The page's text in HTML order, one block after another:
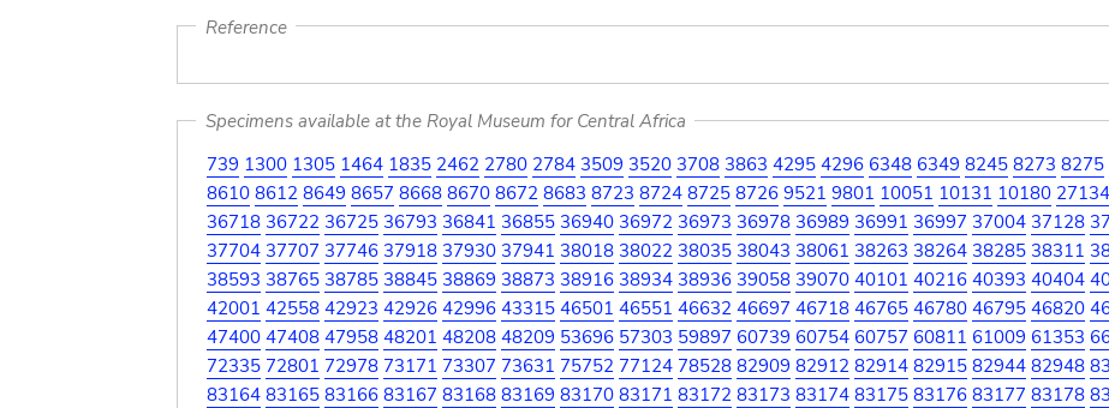
Reference
Specimens available at the Royal Museum for Central Africa
739 1300 1305 1464 1835 2462 2780 2784 3509 3520 3708 3863 4295 4296 6348 6349 8245 8273 8275
8610 8612 8649 8657 8668 8670 8672 8683 8723 8724 8725 8726 9521 9801 10051 10131 10180 27134
36718 36722 36725 36793 36841 36855 36940 36972 36973 36978 36989 36991 36997 37004 37128
37704 37707 37746 37918 37930 37941 38018 38022 38035 38043 38061 38263 38264 38285 38311
38593 38765 38785 38845 38869 38873 38916 38934 38936 39058 39070 40101 40216 40393 40404
42001 42558 42923 42926 42996 43315 46501 46551 46632 46697 46718 46765 46780 46795 46820
47400 47408 47958 48201 48208 48209 53696 57303 59897 60739 60754 60757 60811 61009 61353
72335 72801 72978 73171 73307 73631 75752 77124 78528 82909 82912 82914 82915 82944 82948
83164 83165 83166 83167 83168 83169 83170 83171 83172 83173 83174 83175 83176 83177 83178